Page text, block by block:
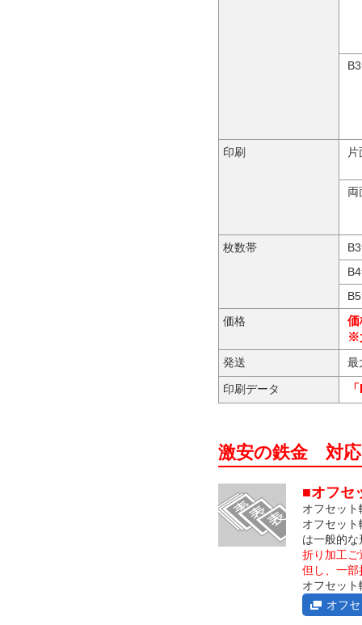
印刷 片
両
枚数帯
価格
価
※
発送 最
印刷データ
激安の鉄金 対
■オフセ
オフセッ
オフセッ
は一般的
折り加工ご
但し、一部
オフセッ
オフ